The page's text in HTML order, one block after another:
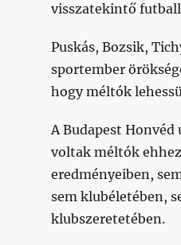
visszatekintő
Puskás, Bozsik,
sportember
hogy méltók
A Budapest
voltak méltók
eredményeiben,
sem klubéletében,
klubszeretetében.